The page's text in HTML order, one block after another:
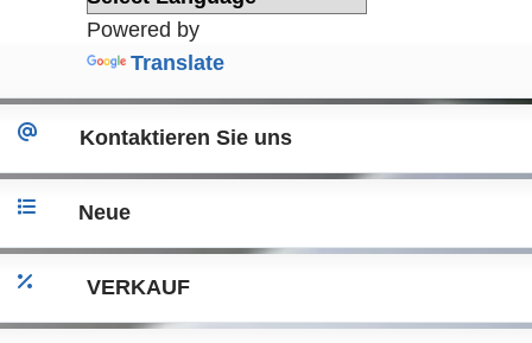
Powered by
Translate
Kontaktieren Sie uns
Neue
VERKAUF